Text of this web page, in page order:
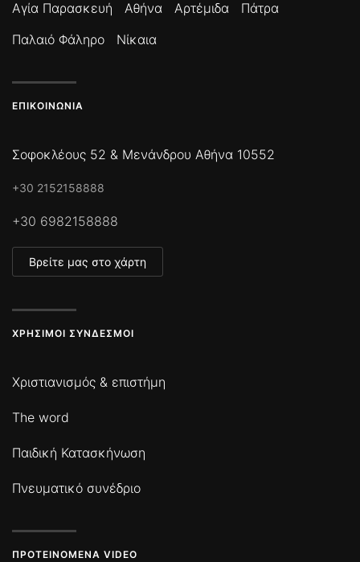
Αγία Παρασκευή
Αθήνα Αρτέμιδα
Πάτρα
Παλαιό Φάληρο
Νίκαια
ΕΠΙΚΟΙΝΩΝΊΑ
Σοφοκλέους 52 & Μενάνδρου Αθήνα 10552
+30 2152158888
+30 6982158888
Βρείτε μας στο χάρτη
ΧΡΉΣΙΜΟΙ ΣΎΝΔΕΣΜΟΙ
Χριστιανισμός & επιστήμη
The word
Παιδική Κατασκήνωση
Πνευματικό συνέδριο
ΠΡΟΤΕΙΝΌΜΕΝΑ VIDEO